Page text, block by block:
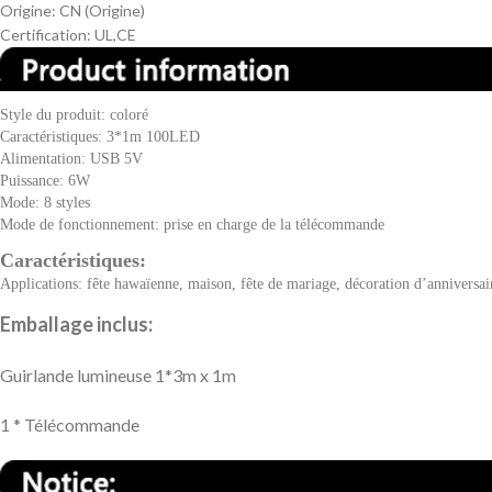
Origine: CN (Origine)
Certification: UL,CE
Style du produit: coloré
Caractéristiques: 3*1m 100LED
Alimentation: USB 5V
Puissance: 6W
Mode: 8 styles
Mode de fonctionnement: prise en charge de la télécommande
Caractéristiques:
Applications: fête hawaïenne, maison, fête de mariage, décoration
Emballage inclus:
Guirlande lumineuse 1*3m x 1m
1 * Télécommande